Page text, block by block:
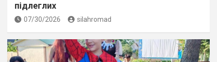
підлеглих
07/30/2026 silahromad